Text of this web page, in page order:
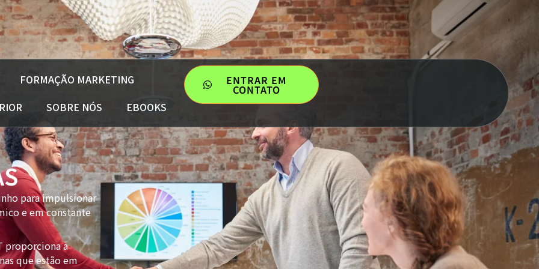
FORMAÇÃO MARKETING
SOBRE NÓS EBOOKS
ENTRAR EM
CONTATO
para impulsionar
e em constante
proporciona a
que estão em